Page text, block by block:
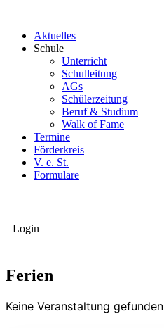
Aktuelles
Schule
Unterricht
Schulleitung
AGs
Schülerzeitung
Beruf & Studium
Walk of Fame
Termine
Förderkreis
V. e. St.
Formulare
Login
Ferien
Keine Veranstaltung gefunden